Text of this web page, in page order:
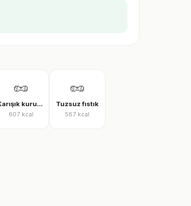
🥜
Karışık kuruyemiş (kavrulmuş)
607 kcal
🥜
Tuzsuz fıstık
567 kcal